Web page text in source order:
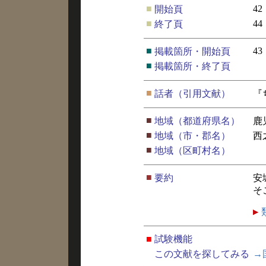
■ 開始頁
42
■ 終了頁 44
■ 掲載箇所・開始頁
43
■ 掲載箇所・終了頁
■ 話者（引用文献）
■ 地域（都道府県名）
鹿
■ 地域（市・郡名）
西
■ 地域（区町村名）
■ 要約
安
そ
■ 試験機能
この文献を探してみる
→